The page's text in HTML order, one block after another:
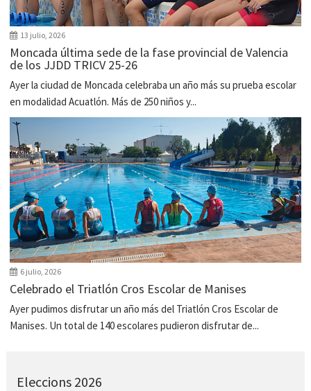
13 julio, 2026
Moncada última sede de la fase provincial de Valencia
de los JJDD TRICV 25-26
Ayer la ciudad de Moncada celebraba un año más su prueba escolar
en modalidad Acuatlón. Más de 250 niños y...
6 julio, 2026
Celebrado el Triatlón Cros Escolar de Manises
Ayer pudimos disfrutar un año más del Triatlón Cros Escolar de
Manises. Un total de 140 escolares pudieron disfrutar de...
Eleccions 2026